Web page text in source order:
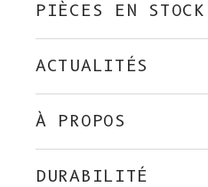
PIÈCES EN STOCK
ACTUALITÉS
À PROPOS
DURABILITÉ